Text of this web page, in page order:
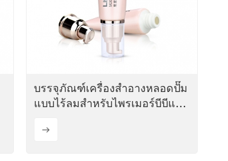
บรรจุภัณฑ์เครื่องสำอางหลอดปั๊ม
แบบไร้ลมสำหรับไพรเมอร์บีบีแบบ